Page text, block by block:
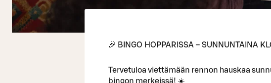
🎉 BINGO HOPPARISSA – SUNNUNTAINA
Tervetuloa viettämään rennon hauskaa
bingon merkeissä! ☀️